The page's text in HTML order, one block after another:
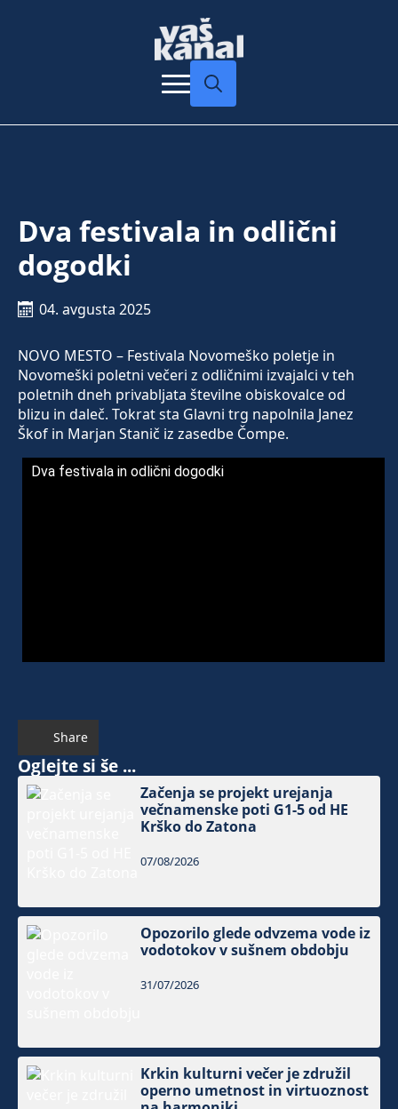
Dva festivala in odlični
dogodki
04. avgusta 2025
NOVO MESTO – Festivala Novomeško poletje in
Novomeški poletni večeri z odličnimi izvajalci v teh
poletnih dneh privabljata številne obiskovalce od
blizu in daleč. Tokrat sta Glavni trg napolnila Janez
Škof in Marjan Stanič iz zasedbe Čompe.
Dva festivala in odlični dogodki
Share
Oglejte si še ...
Začenja se projekt urejanja
večnamenske poti G1-5 od HE
Krško do Zatona
07/08/2026
Opozorilo glede odvzema vode iz
vodotokov v sušnem obdobju
31/07/2026
Krkin kulturni večer je združil
operno umetnost in virtuoznost